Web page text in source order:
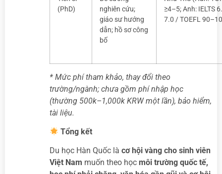
(PhD)
nghiên cứu;
giáo sư hướng
dẫn; hồ sơ công
bố
≥4–5; Anh: IELTS
7.0 / TOEFL
* Mức phí tham khảo, thay đổi theo
trường/ngành; chưa gồm phí nhập học
(thường 500k–1,000k KRW một lần), bảo hiểm,
tài liệu.
Tổng kết
Du học Hàn Quốc là cơ hội vàng cho sinh viên
Việt Nam muốn theo học môi trường quốc tế,